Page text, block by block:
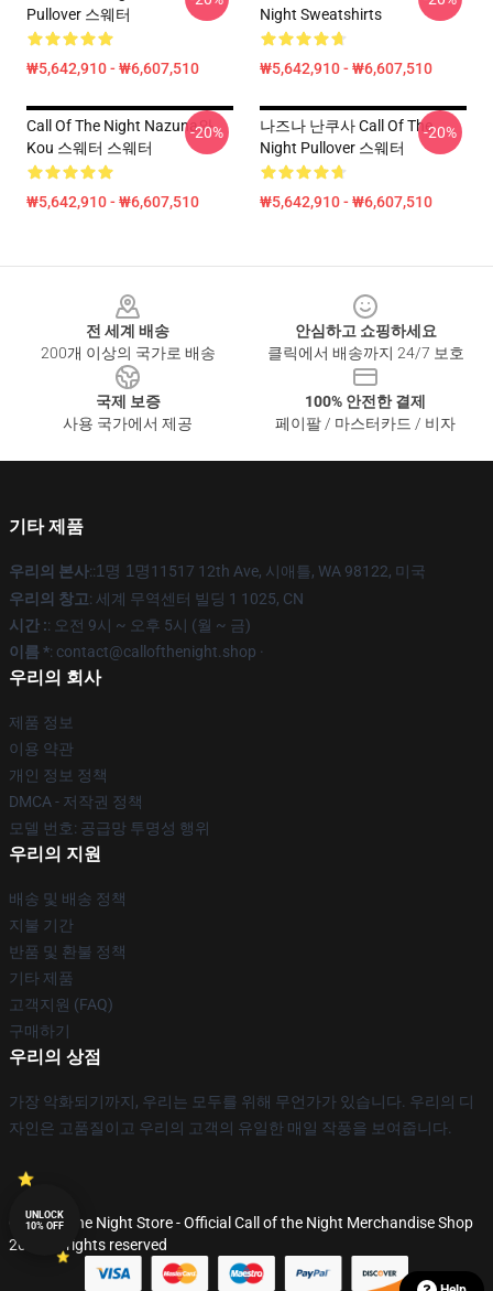
Pullover 스웨터
₩5,642,910 - ₩6,607,510
Night Sweatshirts
₩5,642,910 - ₩6,607,510
Call Of The Night Nazuna와
Kou 스웨터 스웨터
₩5,642,910 - ₩6,607,510
-20%
나즈나 난쿠사 Call Of The
Night Pullover 스웨터
₩5,642,910 - ₩6,607,510
-20%
전 세계 배송
200개 이상의 국가로 배송
안심하고 쇼핑하세요
클릭에서 배송까지 24/7 보호
국제 보증
사용 국가에서 제공
100% 안전한 결제
페이팔 / 마스터카드 / 비자
기타 제품
우리의 본사::1명 1명11517 12th Ave, 시애틀, WA 98122, 미국
우리의 창고: 세계 무역센터 빌딩 1 1025, CN
시간 :: 오전 9시 ~ 오후 5시 (월 ~ 금)
이름 *: contact@callofthenight.shop ·
우리의 회사
제품 정보
이용 약관
개인 정보 정책
DMCA - 저작권 정책
모델 번호: 공급망 투명성 행위
우리의 지원
배송 및 배송 정책
지불 기간
반품 및 환불 정책
기타 제품
고객지원 (FAQ)
구매하기
우리의 상점
가장 악화되기까지, 우리는 모두를 위해 무언가가 있습니다. 우리의 디
자인은 고품질이고 우리의 고객의 유일한 매일 작풍을 보여줍니다.
© Call of the Night Store - Official Call of the Night Merchandise Shop
2026 all rights reserved
UNLOCK
10% OFF